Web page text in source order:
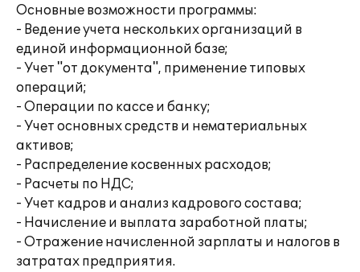
Основные возможности программы:
- Ведение учета нескольких организаций в
единой информационной базе;
- Учет "от документа", применение типовых
операций;
- Операции по кассе и банку;
- Учет основных средств и нематериальных
активов;
- Распределение косвенных расходов;
- Расчеты по НДС;
- Учет кадров и анализ кадрового состава;
- Начисление и выплата заработной платы;
- Отражение начисленной зарплаты и налогов в
затратах предприятия.